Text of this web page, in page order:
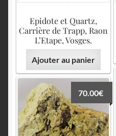
Epidote et Quartz,
Carrière de Trapp, Raon
L’Etape, Vosges.
Ajouter au panier
70.00€